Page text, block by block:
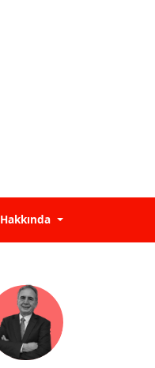
Hakkında